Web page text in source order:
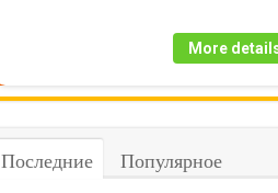
More
Последние
Популярное